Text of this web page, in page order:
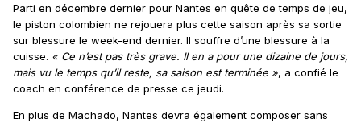
Parti en décembre dernier pour Nantes en quête de temps de jeu,
le piston colombien ne rejouera plus cette saison après sa sortie
sur blessure le week-end dernier. Il souffre d’une blessure à la
cuisse. « Ce n’est pas très grave. Il en a pour une dizaine de jours,
mais vu le temps qu’il reste, sa saison est terminée », a confié le
coach en conférence de presse ce jeudi.
En plus de Machado, Nantes devra également composer sans